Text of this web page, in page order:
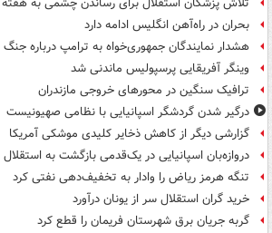
بحران در راه‌آهن انگلیس ادامه دارد
هشدار نمایندگان جمهوری‌خواه به ترامپ درباره جنگ
وینگر آفریقایی پرسپولیس ماندنی شد
ترافیک سنگین در محورهای خروجی مازندران
درگیر شدن گردشگر اسپانیایی با نظامی صهیونیست
گزارشی دیگر از کاهش ذخایر کلیدی موشکی آمریکا
دروازه‌بان اسپانیایی در یک‌قدمی بازگشت به استقلال
تنگه هرمز ریاض را وادار به تخفیف‌دهی نفتی کرد
خرید گران استقلال سر از یونان درآورد
گربه جریان برق شهرستان فریمان را قطع کرد